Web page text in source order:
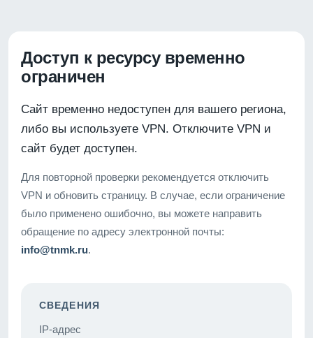
Доступ к ресурсу временно
ограничен
Сайт временно недоступен для вашего региона,
либо вы используете VPN. Отключите VPN и
сайт будет доступен.
Для повторной проверки рекомендуется отключить
VPN и обновить страницу. В случае, если ограничение
было применено ошибочно, вы можете направить
обращение по адресу электронной почты:
info@tnmk.ru.
СВЕДЕНИЯ
IP-адрес